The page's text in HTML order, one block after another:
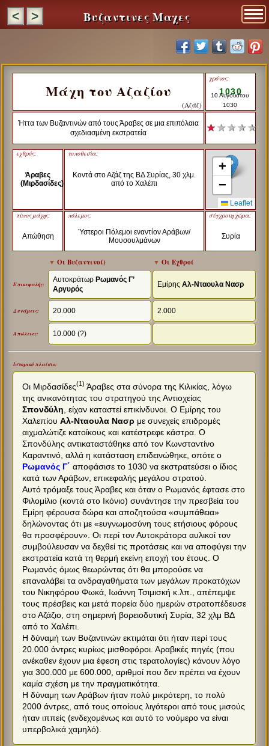
< > Βυζαντινες Μαχες
Μάχη του Αζαζίου
(Αζάζ)
χρόνος:
1030
10 Αυγούστου
1030
Ήττα των Βυζαντινών από τους Άραβες σε μια επιπόλαια
σχεδιασμένη εκστρατεία
★ ★ ★ ★ ★
εχθρός:
Άραβες
(Μιρδασίδες)
τοποθεσία:
Κοντά στο Αζάζ της ΒΔ Συρίας, 30 χλμ.
από το Χαλέπι
+
−
Leaflet
τύπος μάχης:
Απώθηση
πόλεμος:
Ύστεροι Πόλεμοι εναντίον Αράβων/
Μουσουλμάνων
σύγχρονη χώρα:
Συρία
▼ Οι Βυζαντινοί) ▼ Οι Εχθροί
Επικεφαλής:
Αυτοκράτωρ Ρωμανός Γ’
Αργυρός
ΕμίρηςΑλ-Νταουλα Νασρ
Δυνάμεις: 20.000 2.000
Απώλειες: 10.000 (?)
Ιστορικό πλαίσιο:
Οι Μιρδασίδες(1) Άραβες στα σύνορα της Κιλικίας, λόγω
της ανικανότητας του στρατηγού της Αντιοχείας
Σπονδύλη, είχαν καταστεί επικίνδυνοι. Ο Εμίρης του
ΧαλεπίουΑλ-Νταουλα Νασρ με συνεχείς επιδρομές
αιχμαλώτιζε κατοίκους και κατέστρεφε κάστρα. Ο
Σπονδύλης αντικαταστάθηκε από τον Κωνσταντίνο
Καραντινό, αλλά η κατάσταση επιδεινώθηκε, οπότε ο
Ρωμανός Γ΄ αποφάσισε το 1030 να εκστρατεύσει ο ίδιος
κατά των Αράβων, επικεφαλής μεγάλου στρατού.
Αυτό τρόμαξε τους Άραβες και όταν ο Ρωμανός έφτασε στο
Φιλομίλιο (κοντά στο Ικόνιο) συνάντησε την πρεσβεία του
Εμίρη φέρουσα δώρα και αποζητούσα «συμπάθεια»
δηλώνοντας ότι με «ευγνωμοσύνη τους ετήσιους φόρους
θα προσφέρουν». Οι περί τον Αυτοκράτορα αυλικοί τον
συμβούλευσαν να δεχθεί τις προτάσεις και να αποφύγει την
εκστρατεία κατά τη θερμή εκείνη εποχή του έτους. Ο
Ρωμανός όμως θεωρώντας ότι θα μπορούσε να
επαναλάβει τα ανδραγαθήματα των μεγάλων προκατόχων
του Νικηφόρου Φωκά, Ιωάννη Τσιμισκή κ.λπ., απέπεμψε
τους πρέσβεις και μετά πορεία δύο ημερών στρατοπέδευσε
στο Αζάζιο, στη σημερινή βορειοδυτική Συρία, 32 χλμ ΒΔ
από το Χαλέπι.
Η δύναμή των Βυζαντινών εκτιμάται ότι ήταν περί τους
20.000 άντρες κυρίως μισθοφόροι. Αραβικές πηγές (που
ανέκαθεν έχουν μια έφεση στις τερατολογίες) κάνουν λόγο
για 300.000 με 600.000, αριθμοί που δεν πρέπει να έχουν
καμία σχέση με την πραγματικότητα.
Η δύναμη των Αράβων ήταν πολύ μικρότερη, το πολύ
2000 άντρες, από τους οποίους λιγότεροι από τους μισούς
ήταν ιππείς (ενδεχομένως και αυτό το νούμερο να είναι
υπερβολικά χαμηλό).